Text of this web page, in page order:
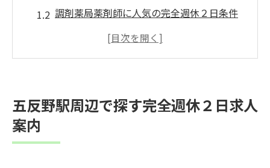
調剤薬局薬剤師に人気の完全週休２日条件
五反野駅で注目される完全週休２日職場の
通勤しやすい完全週休２日求人の選び方
調剤薬局薬剤師に最適な完全週休２日制とは
五反野駅周辺で探す完全週休２日求人
案内